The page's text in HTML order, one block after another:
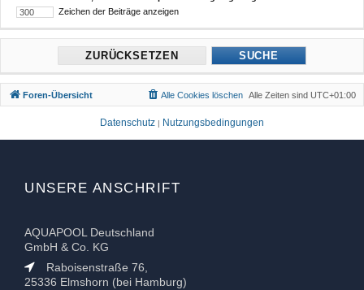
Zeichen der Beiträge anzeigen
Foren-Übersicht Alle Zeiten sind UTC+01:00
Alle Cookies löschen
Datenschutz | Nutzungsbedingungen
UNSERE ANSCHRIFT
AQUAPOOL Deutschland
GmbH & Co. KG
Raboisenstraße 76,
25336 Elmshorn (bei Hamburg)